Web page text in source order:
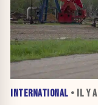
INTERNATIONAL • IL Y A